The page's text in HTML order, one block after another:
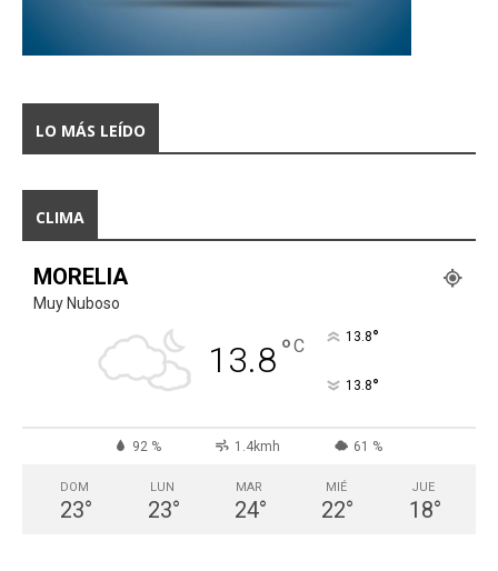
LO MÁS LEÍDO
CLIMA
MORELIA
Muy Nuboso
13.8°C 13.8°
13.8°
92 % 1.4kmh 61 %
DOM
23°
LUN
23°
MAR
24°
MIÉ
22°
JUE
18°